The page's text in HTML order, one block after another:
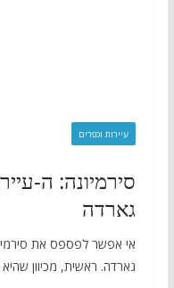
עיירות וכפרים
סירמיונה: ה-
גארדה
גארדה. ראשית, מכיוון